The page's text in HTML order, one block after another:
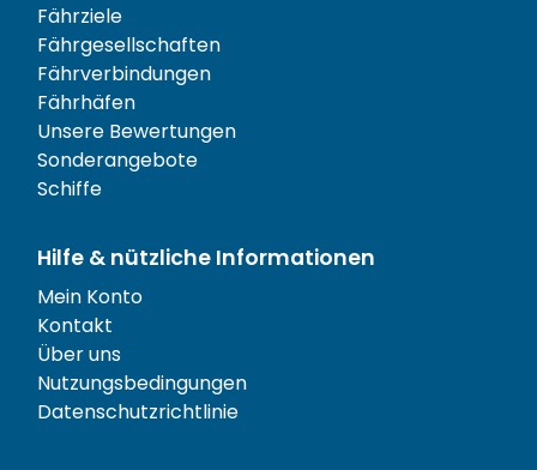
Fährziele
Fährgesellschaften
Fährverbindungen
Fährhäfen
Unsere Bewertungen
Sonderangebote
Schiffe
Hilfe & nützliche Informationen
Mein Konto
Kontakt
Über uns
Nutzungsbedingungen
Datenschutzrichtlinie